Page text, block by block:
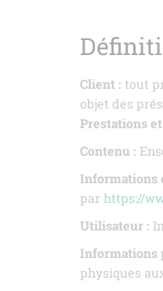
Client : tout
objet des
Prestations
Contenu :
Informations
par https://
Utilisateur :
Informations
physiques